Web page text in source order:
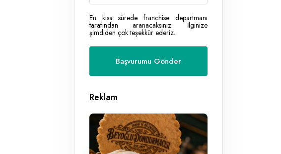
En kısa sürede franchise departmanı
tarafından aranacaksınız. İlginize
şimdiden çok teşekkür ederiz.
Reklam